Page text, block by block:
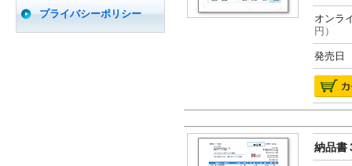
プライバシーポリシー
オン
円）
発売日
納品書